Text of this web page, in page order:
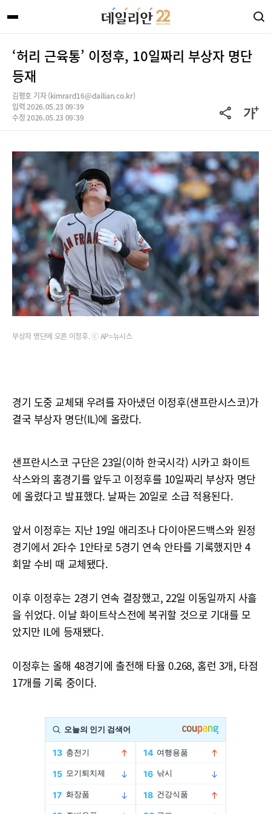
‘허리 근육통’ 이정후, 10일짜리 부상자 명단
등재
김평호 기자 (kimrard16@dailian.co.kr)
입력 2026.05.23 09:39
수정 2026.05.23 09:39
부상자 명단에 오른 이정후. ⓒ AP=뉴시스
경기 도중 교체돼 우려를 자아냈던 이정후(샌프란시스코)가
결국 부상자 명단(IL)에 올랐다.
샌프란시스코 구단은 23일(이하 한국시각) 시카고 화이트
삭스와의 홈경기를 앞두고 이정후를 10일짜리 부상자 명단
에 올렸다고 발표했다. 날짜는 20일로 소급 적용된다.
앞서 이정후는 지난 19일 애리조나 다이아몬드백스와 원정
경기에서 2타수 1안타로 5경기 연속 안타를 기록했지만 4
회말 수비 때 교체됐다.
이후 이정후는 2경기 연속 결장했고, 22일 이동일까지 사흘
을 쉬었다. 이날 화이트삭스전에 복귀할 것으로 기대를 모
았지만 IL에 등재됐다.
이정후는 올해 48경기에 출전해 타율 0.268, 홈런 3개, 타점
17개를 기록 중이다.